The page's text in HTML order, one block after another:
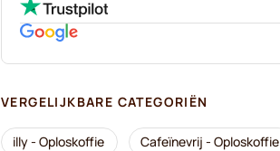
VERGELIJKBARE CATEGORIËN
illy - Oploskoffie Cafeïnevrij - Oploskoffie